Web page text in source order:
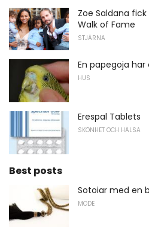
Zoe Saldana
Walk of Fame
STJÄRNA
En papegoja
HUS
Erespal Tablets
SKÖNHET OCH HÄLSA
Best posts
Sotoiar med en
MODE